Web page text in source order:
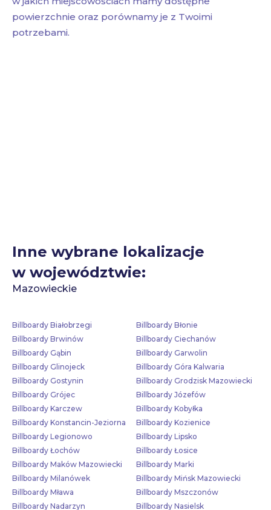
powierzchnie oraz porównamy je z Twoimi
potrzebami.
Inne wybrane lokalizacje
w województwie:
Mazowieckie
Billboardy Białobrzegi
Billboardy Błonie
Billboardy Brwinów
Billboardy Ciechanów
Billboardy Gąbin
Billboardy Garwolin
Billboardy Glinojeck
Billboardy Góra Kalwaria
Billboardy Gostynin
Billboardy Grodzisk Mazowiecki
Billboardy Grójec
Billboardy Józefów
Billboardy Karczew
Billboardy Kobyłka
Billboardy Konstancin-Jeziorna
Billboardy Kozienice
Billboardy Legionowo
Billboardy Lipsko
Billboardy Łochów
Billboardy Łosice
Billboardy Maków Mazowiecki
Billboardy Marki
Billboardy Milanówek
Billboardy Mińsk Mazowiecki
Billboardy Mława
Billboardy Mszczonów
Billboardy Nadarzyn
Billboardy Nasielsk